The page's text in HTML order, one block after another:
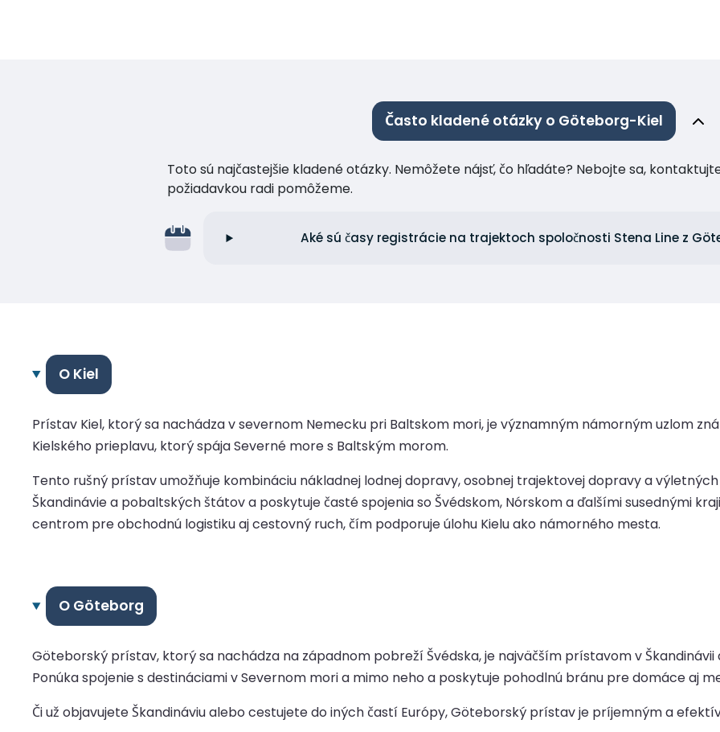
Často kladené otázky o Göteborg-Kiel
Toto sú najčastejšie kladené otázky. Nemôžete nájsť, čo hľadáte? Nebojte sa,
požiadavkou radi pomôžeme.
Aké sú časy registrácie na trajektoch spoločnosti Stena Line z
O Kiel
Prístav Kiel, ktorý sa nachádza v severnom Nemecku pri Baltskom mori, je významným námorným uzlom
Kielského prieplavu, ktorý spája Severné more s Baltským morom.
Tento rušný prístav umožňuje kombináciu nákladnej lodnej dopravy, osobnej trajektovej dopravy a
Škandinávie a pobaltských štátov a poskytuje časté spojenia so Švédskom, Nórskom a ďalšími susednými
centrom pre obchodnú logistiku aj cestovný ruch, čím podporuje úlohu Kielu ako námorného mesta.
O Göteborg
Göteborský prístav, ktorý sa nachádza na západnom pobreží Švédska, je najväčším prístavom v
Ponúka spojenie s destináciami v Severnom mori a mimo neho a poskytuje pohodlnú bránu pre domáce aj
Či už objavujete Škandináviu alebo cestujete do iných častí Európy, Göteborský prístav je príjemným a